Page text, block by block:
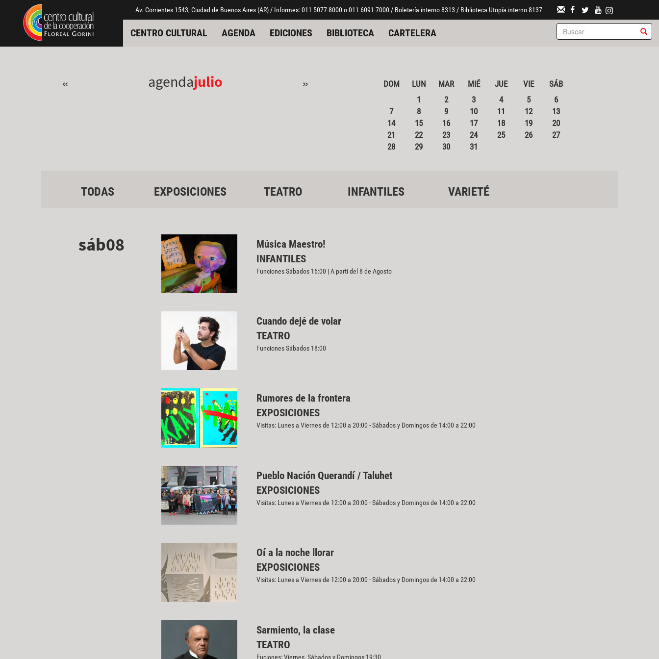
Pasar al contenido principal
Jump to main content Av. Corrientes 1543, Ciudad de Buenos Aires (AR) / Informes: 011 5077-8000 o 011 6091-7000 / Boletería interno 8313 / Biblioteca Utopía interno 8137
CENTRO CULTURAL AGENDA EDICIONES BIBLIOTECA CARTELERA
« agendajulio » DOM LUN MAR MIÉ JUE VIE
SÁB
1
2 3 4 5
6
7
8 9 10 11 12
13
14
15 16 17 18 19
20
21
22 23 24 25 26
27
28
29 30 31
TODAS EXPOSICIONES TEATRO INFANTILES VARIETÉ
sáb08
Música Maestro!
INFANTILES
Funciones Sábados 16:00 | A parti del 8 de Agosto
Cuando dejé de volar
TEATRO
Funciones Sábados 18:00
Rumores de la frontera
EXPOSICIONES
Visitas: Lunes a Viernes de 12:00 a 20:00 - Sábados y Domingos de 14:00 a 22:00
Pueblo Nación Querandí / Taluhet
EXPOSICIONES
Visitas: Lunes a Viernes de 12:00 a 20:00 - Sábados y Domingos de 14:00 a 22:00
Oí a la noche llorar
EXPOSICIONES
Visitas: Lunes a Viernes de 12:00 a 20:00 - Sábados y Domingos de 14:00 a 22:00
Sarmiento, la clase
TEATRO
Fuciones: Viernes, Sábados y Domingos 19:30